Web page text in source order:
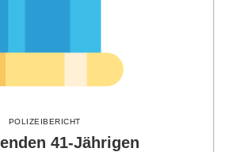
POLIZEIBERICHT
41-Jährigen